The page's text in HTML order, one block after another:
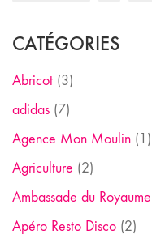
CATÉGORIES
Abricot (3)
adidas (7)
Agence Mon Moulin (1)
Agriculture (2)
Ambassade du
Apéro Resto Disco (2)